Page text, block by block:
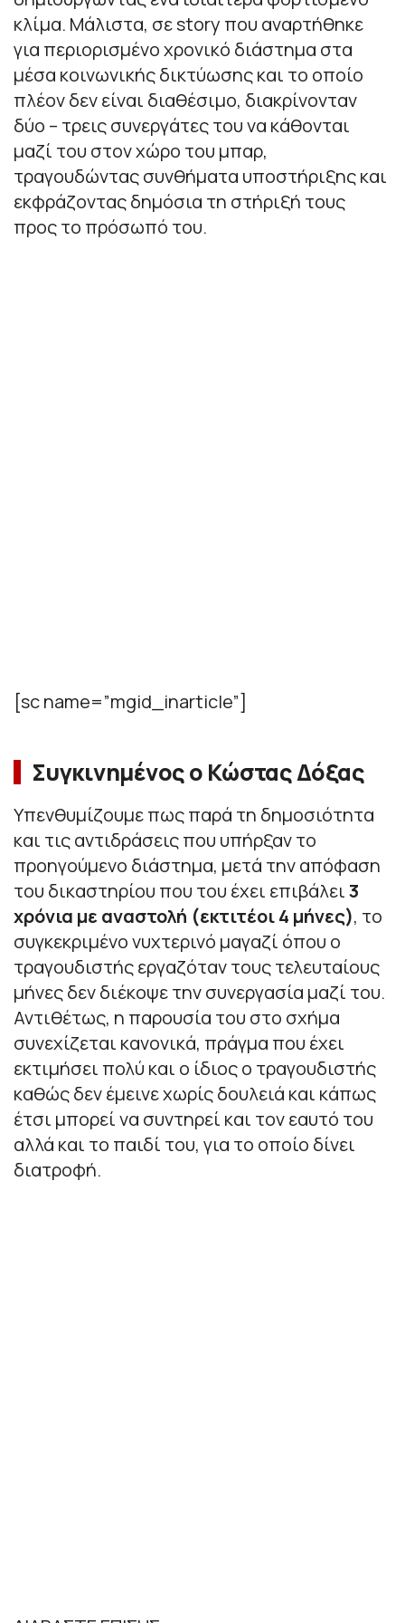
κλίμα. Μάλιστα, σε story που αναρτήθηκε
για περιορισμένο χρονικό διάστημα στα
μέσα κοινωνικής δικτύωσης και το οποίο
πλέον δεν είναι διαθέσιμο, διακρίνονταν
δύο – τρεις συνεργάτες του να κάθονται
μαζί του στον χώρο του μπαρ,
τραγουδώντας συνθήματα υποστήριξης και
εκφράζοντας δημόσια τη στήριξή τους
προς το πρόσωπό του.
[sc name=”mgid_inarticle”]
Συγκινημένος ο Κώστας Δόξας
Υπενθυμίζουμε πως παρά τη δημοσιότητα
και τις αντιδράσεις που υπήρξαν το
προηγούμενο διάστημα, μετά την απόφαση
του δικαστηρίου που του έχει επιβάλει3
χρόνια με αναστολή (εκτιτέοι 4 μήνες), το
συγκεκριμένο νυχτερινό μαγαζί όπου ο
τραγουδιστής εργαζόταν τους τελευταίους
μήνες δεν διέκοψε την συνεργασία μαζί του.
Αντιθέτως, η παρουσία του στο σχήμα
συνεχίζεται κανονικά, πράγμα που έχει
εκτιμήσει πολύ και ο ίδιος ο τραγουδιστής
καθώς δεν έμεινε χωρίς δουλειά και κάπως
έτσι μπορεί να συντηρεί και τον εαυτό του
αλλά και το παιδί του, για το οποίο δίνει
διατροφή.